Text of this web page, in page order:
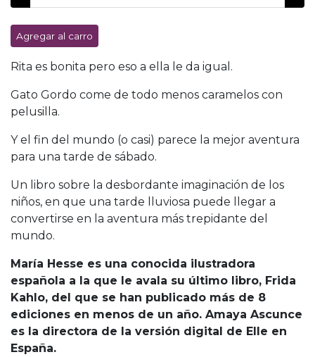
Agregar al carro
Rita es bonita pero eso a ella le da igual.
Gato Gordo come de todo menos caramelos con
pelusilla.
Y el fin del mundo (o casi) parece la mejor aventura
para una tarde de sábado.
Un libro sobre la desbordante imaginación de los
niños, en que una tarde lluviosa puede llegar a
convertirse en la aventura más trepidante del
mundo.
María Hesse es una conocida ilustradora
española a la que le avala su último libro, Frida
Kahlo, del que se han publicado más de 8
ediciones en menos de un año. Amaya Ascunce
es la directora de la versión digital de Elle en
España.